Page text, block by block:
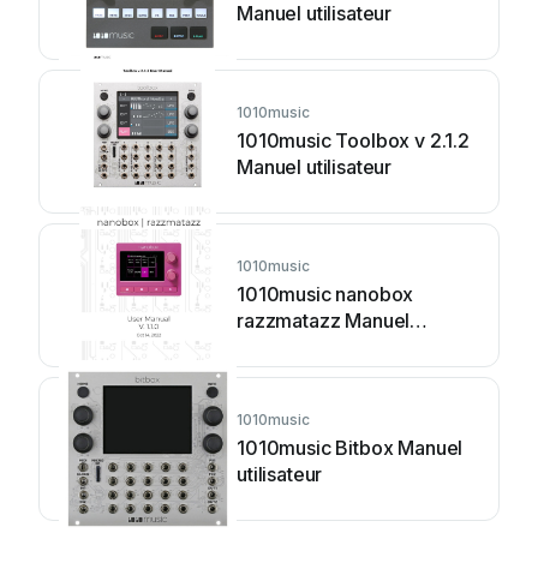
Manuel utilisateur
1010music
1010music Toolbox v 2.1.2
Manuel utilisateur
1010music
1010music nanobox
razzmatazz Manuel
1010music
1010music Bitbox Manuel
utilisateur